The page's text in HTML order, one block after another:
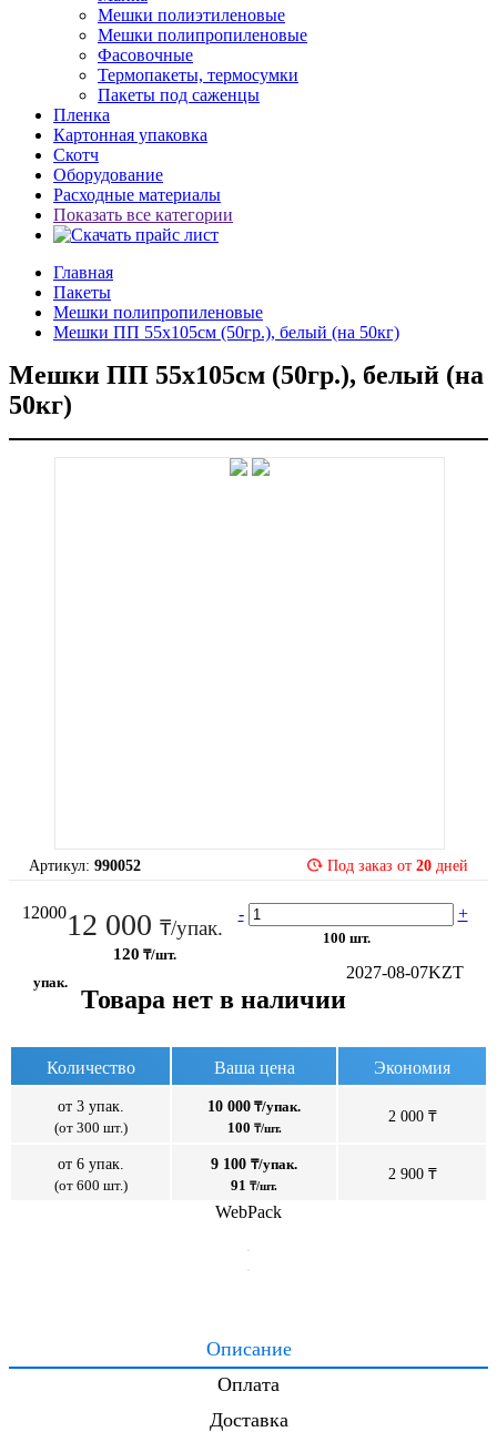
Мешки полиэтиленовые
Мешки полипропиленовые
Фасовочные
Термопакеты, термосумки
Пакеты под саженцы
Пленка
Картонная упаковка
Скотч
Оборудование
Расходные материалы
Показать все категории
Главная
Пакеты
Мешки полипропиленовые
Мешки ПП 55х105см (50гр.), белый (на 50кг)
Мешки ПП 55х105см (50гр.), белый (на
50кг)
Артикул: 990052 Под заказ от 20 дней
1200012 000 ₸/упак.
120 ₸/шт.
- +
100 шт.
упак.
Товара нет в наличии
2027-08-07KZT
Количество Ваша цена Экономия
от 3 упак.
(от 300 шт.)
10 000 ₸/упак.
100 ₸/шт.
2 000 ₸
от 6 упак.
(от 600 шт.)
9 100 ₸/упак.
91 ₸/шт.
2 900 ₸
WebPack
Описание
Оплата
Доставка